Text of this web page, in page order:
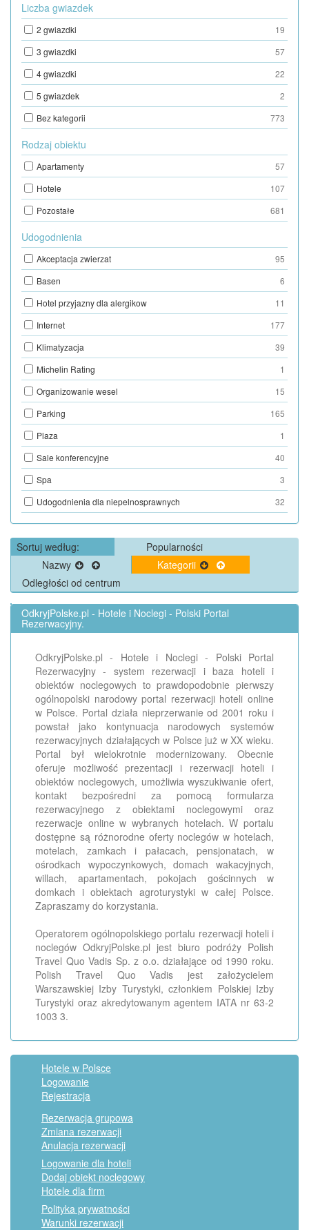
Liczba gwiazdek
2 gwiazdki
19
3 gwiazdki
57
4 gwiazdki
22
5 gwiazdek
2
Bez kategorii
773
Rodzaj obiektu
Apartamenty
57
Hotele
107
Pozostałe
681
Udogodnienia
Akceptacja zwierzat
95
Basen
6
Hotel przyjazny dla alergikow
11
Internet
177
Klimatyzacja
39
Michelin Rating
1
Organizowanie wesel
15
Parking
165
Plaza
1
Sale konferencyjne
40
Spa
3
Udogodnienia dla niepelnosprawnych
32
Sortuj według:
Popularności
Nazwy
Kategorii
Odległości od centrum
OdkryjPolske.pl - Hotele i Noclegi - Polski Portal
Rezerwacyjny.
OdkryjPolske.pl - Hotele i Noclegi - Polski Portal
Rezerwacyjny - system rezerwacji i baza hoteli i
obiektów noclegowych to prawdopodobnie pierwszy
ogólnopolski narodowy portal rezerwacji hoteli online
w Polsce. Portal działa nieprzerwanie od 2001 roku i
powstał jako kontynuacja narodowych systemów
rezerwacyjnych działających w Polsce już w XX wieku.
Portal był wielokrotnie modernizowany. Obecnie
oferuje możliwość prezentacji i rezerwacji hoteli i
obiektów noclegowych, umożliwia wyszukiwanie ofert,
kontakt bezpośredni za pomocą formularza
rezerwacyjnego z obiektami noclegowymi oraz
rezerwacje online w wybranych hotelach. W portalu
dostępne są różnorodne oferty noclegów w hotelach,
motelach, zamkach i pałacach, pensjonatach, w
ośrodkach wypoczynkowych, domach wakacyjnych,
willach, apartamentach, pokojach gościnnych w
domkach i obiektach agroturystyki w całej Polsce.
Zapraszamy do korzystania.
Operatorem ogólnopolskiego portalu rezerwacji hoteli i
noclegów OdkryjPolske.pl jest biuro podróży Polish
Travel Quo Vadis Sp. z o.o. działające od 1990 roku.
Polish Travel Quo Vadis jest założycielem
Warszawskiej Izby Turystyki, członkiem Polskiej Izby
Turystyki oraz akredytowanym agentem IATA nr 63-2
1003 3.
Hotele w Polsce
Logowanie
Rejestracja
Rezerwacja grupowa
Zmiana rezerwacji
Anulacja rezerwacji
Logowanie dla hoteli
Dodaj obiekt noclegowy
Hotele dla firm
Polityka prywatności
Warunki rezerwacji